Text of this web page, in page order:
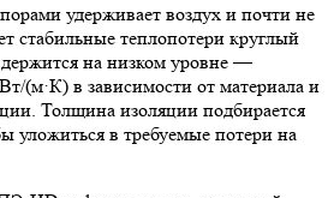
удерживает воздух и почти не
стабильные теплопотери круглый
на низком уровне —
(м·К) в зависимости от материала и
Толщина изоляции подбирается
уложиться в требуемые потери на